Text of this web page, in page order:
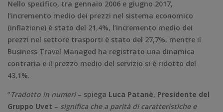
Nello specifico, tra gennaio 2006 e giugno 2017,
l’incremento medio dei prezzi nel sistema economico
(inflazione) è stato del 21,4%, l’incremento medio dei
prezzi nel settore trasporti è stato del 27,7%, mentre il
Business Travel Managed ha registrato una dinamica
contraria e il prezzo medio del servizio si è ridotto del
43,1%.
“Tradotto in numeri– spiega Luca Patanè, Presidente del
Gruppo Uvet – significa che a parità di caratteristiche e